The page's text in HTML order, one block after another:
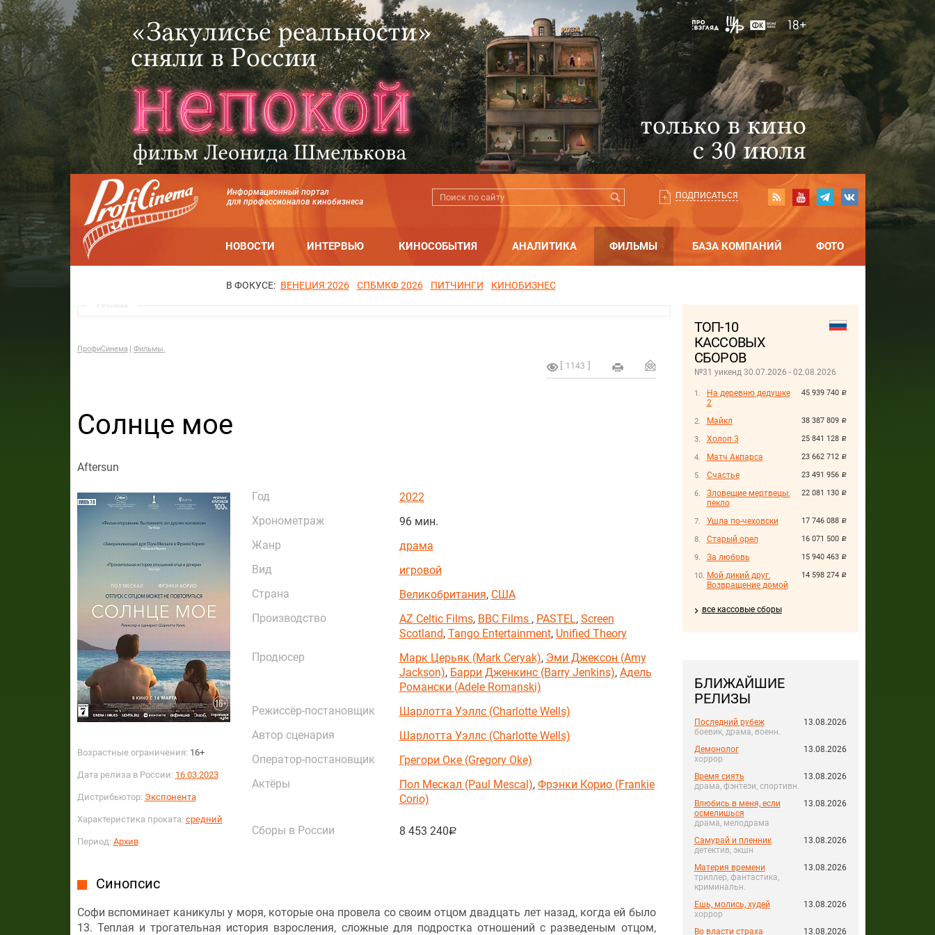
Информационный портал
для профессионалов кинобизнеса
ПОДПИСАТЬСЯ
НОВОСТИ ИНТЕРВЬЮ КИНОСОБЫТИЯ АНАЛИТИКА ФИЛЬМЫ БАЗА КОМПАНИЙ ФОТО
В ФОКУСЕ: ВЕНЕЦИЯ 2026 СПБМКФ 2026 ПИТЧИНГИ КИНОБИЗНЕС
ТОП-10
КАССОВЫХ
СБОРОВ
№31 уикенд 30.07.2026 - 02.08.2026
45 939 740 руб.
На деревню дедушке
2
38 387 809 руб.
Майкл
25 841 128 руб.
Холоп 3
23 662 712 руб.
Матч Акпарса
23 491 956 руб.
Счастье
22 081 130 руб.
Зловещие мертвецы:
пекло
17 746 088 руб.
Ушла по-чеховски
16 071 500 руб.
Старый орел
15 940 463 руб.
За любовь
14 598 274 руб.
Мой дикий друг.
Возвращение домой
все кассовые сборы
БЛИЖАЙШИЕ
РЕЛИЗЫ
Последний рубеж
боевик, драма, военн.
13.08.2026
Демонолог
хоррор
13.08.2026
Время сиять
драма, фэнтези, спортивн.
13.08.2026
Влюбись в меня, если
осмелишься
драма, мелодрама
13.08.2026
Самурай и пленник
детектив, экшн
13.08.2026
Материя времени
триллер, фантастика,
криминальн.
13.08.2026
Ешь, молись, худей
хоррор
13.08.2026
Во власти страха
13.08.2026
Реклама
ПрофиСинема Фильмы.
1143
Солнце мое
Aftersun
Возрастные ограничения: 16+
Дата релиза в России: 16.03.2023
Дистрибьютор: Экспонента
Характеристика проката: средний
Период: Архив
Год
2022
Хронометраж
96 мин.
Жанр
драма
Вид
игровой
Страна
Великобритания, США
Производство
AZ Celtic Films, BBC Films , PASTEL, Screen
Scotland, Tango Entertainment, Unified Theory
Продюсер
Марк Церьяк (Mark Ceryak), Эми Джексон (Amy
Jackson), Барри Дженкинс (Barry Jenkins), Адель
Романски (Adele Romanski)
Режиссёр-постановщик
Шарлотта Уэллс (Charlotte Wells)
Автор сценария
Шарлотта Уэллс (Charlotte Wells)
Оператор-постановщик
Грегори Оке (Gregory Oke)
Актёры
Пол Мескал (Paul Mescal), Фрэнки Корио (Frankie
Corio)
Сборы в России 8 453 240руб.
Синопсис
Софи вспоминает каникулы у моря, которые она провела со своим отцом двадцать лет назад, когда ей было
13. Теплая и трогательная история взросления, сложные для подростка отношений с разведеным отцом,